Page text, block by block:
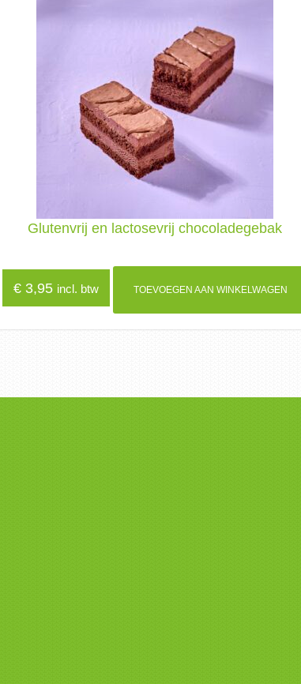
Glutenvrij en lactosevrij chocoladegebak
€3,95 incl. btw TOEVOEGEN AAN WINKELWAGEN